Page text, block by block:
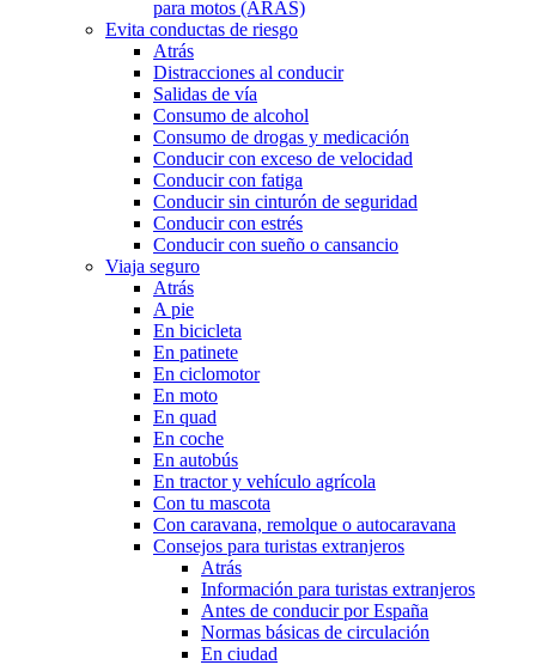
para motos (ARAS)
Evita conductas de riesgo
Atrás
Distracciones al conducir
Salidas de vía
Consumo de alcohol
Consumo de drogas y medicación
Conducir con exceso de velocidad
Conducir con fatiga
Conducir sin cinturón de seguridad
Conducir con estrés
Conducir con sueño o cansancio
Viaja seguro
Atrás
A pie
En bicicleta
En patinete
En ciclomotor
En moto
En quad
En coche
En autobús
En tractor y vehículo agrícola
Con tu mascota
Con caravana, remolque o autocaravana
Consejos para turistas extranjeros
Atrás
Información para turistas extranjeros
Antes de conducir por España
Normas básicas de circulación
En ciudad